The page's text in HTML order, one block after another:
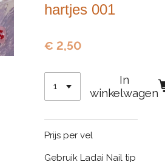
hartjes 001
€ 2,50
In
winkelwagen
Prijs per vel
Gebruik Ladai Nail tip